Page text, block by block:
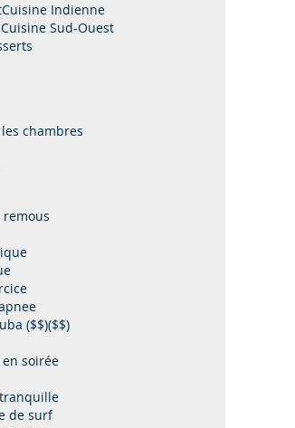
Indienne
Sud-Ouest
chambres
($$)($$)
soirée
de surf